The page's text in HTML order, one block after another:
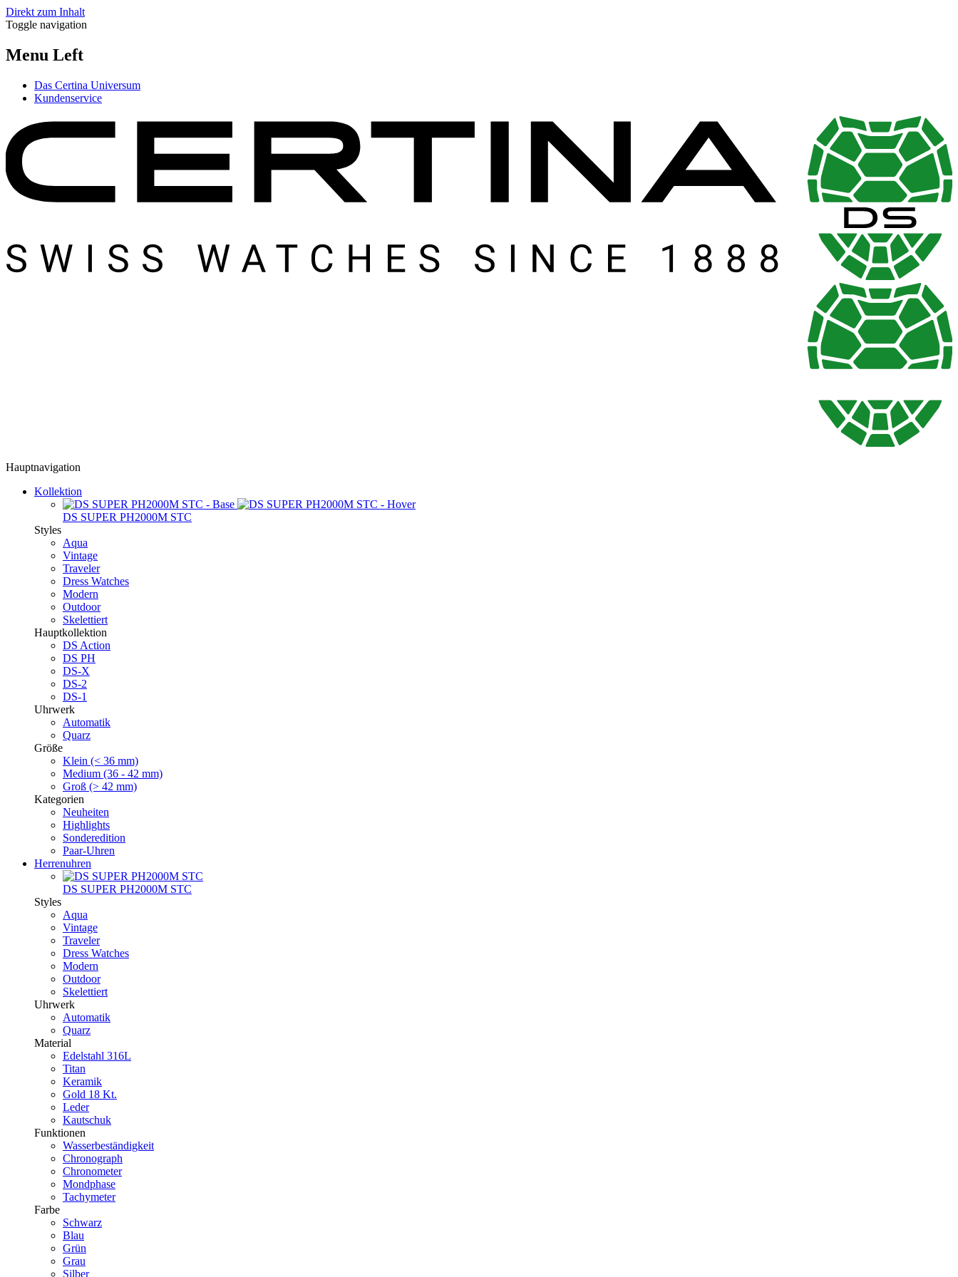
Direkt zum Inhalt
Toggle navigation
Menu Left
Das Certina Universum
Kundenservice
Hauptnavigation
Kollektion
DS SUPER PH2000M STC
Styles
Aqua
Vintage
Traveler
Dress Watches
Modern
Outdoor
Skelettiert
Hauptkollektion
DS Action
DS PH
DS-X
DS-2
DS-1
Uhrwerk
Automatik
Quarz
Größe
Klein (< 36 mm)
Medium (36 - 42 mm)
Groß (> 42 mm)
Kategorien
Neuheiten
Highlights
Sonderedition
Paar-Uhren
Herrenuhren
DS SUPER PH2000M STC
Styles
Aqua
Vintage
Traveler
Dress Watches
Modern
Outdoor
Skelettiert
Uhrwerk
Automatik
Quarz
Material
Edelstahl 316L
Titan
Keramik
Gold 18 Kt.
Leder
Kautschuk
Funktionen
Wasserbeständigkeit
Chronograph
Chronometer
Mondphase
Tachymeter
Farbe
Schwarz
Blau
Grün
Grau
Silber